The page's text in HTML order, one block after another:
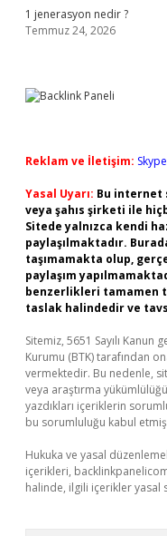
1 jenerasyon nedir ?
Temmuz 24, 2026
Reklam ve İletişim:
Yasal Uyarı: Bu internet
veya şahıs şirketi ile
Sitede yalnızca kendi
paylaşılmaktadır.
taşımamakta olup,
paylaşım
benzerlikleri tamamen
taslak halindedir ve
Sitemiz, 5651 Sayılı
Kurumu (BTK) tarafından
vermektedir. Bu nedenle,
veya araştırma
yazdıkları içeriklerin
bu sorumluluğu kabul etmiş
Hukuka ve yasal
içerikleri,
halinde, ilgili içerikler yasal